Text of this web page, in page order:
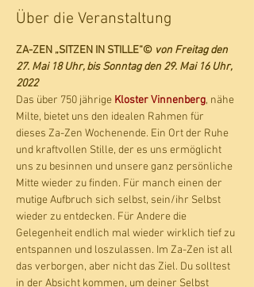
Über die Veranstaltung
ZA-ZEN „SITZEN IN STILLE“© von Freitag den
27. Mai 18 Uhr, bis Sonntag den 29. Mai 16 Uhr,
2022
Das über 750 jährige Kloster Vinnenberg, nähe
Milte, bietet uns den idealen Rahmen für
dieses Za-Zen Wochenende. Ein Ort der Ruhe
und kraftvollen Stille, der es uns ermöglicht
uns zu besinnen und unsere ganz persönliche
Mitte wieder zu finden. Für manch einen der
mutige Aufbruch sich selbst, sein/ihr Selbst
wieder zu entdecken. Für Andere die
Gelegenheit endlich mal wieder wirklich tief zu
entspannen und loszulassen. Im Za-Zen ist all
das verborgen, aber nicht das Ziel. Du solltest
in der Absicht kommen, um deiner Selbst